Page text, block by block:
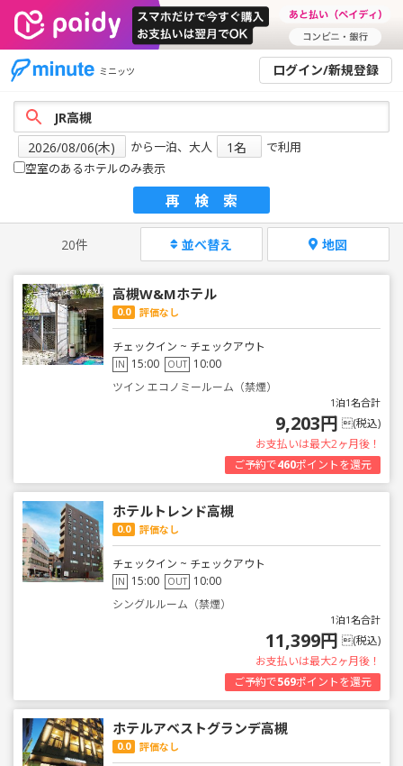
ミニッツ ログイン/新規登録
から一泊、大人
で利用
空室のあるホテルのみ表示
再検索
20件 並べ替え 地図
高槻W&Mホテル
0.0 評価なし
チェックイン ~ チェックアウト
IN 15:00 OUT 10:00
ツイン エコノミールーム（禁煙）
1泊1名合計
9,203円 (税込)
お支払いは最大2ヶ月後！
ご予約で460ポイントを還元
ホテルトレンド高槻
0.0 評価なし
チェックイン ~ チェックアウト
IN 15:00 OUT 10:00
シングルルーム（禁煙）
1泊1名合計
11,399円 (税込)
お支払いは最大2ヶ月後！
ご予約で569ポイントを還元
ホテルアベストグランデ高槻
0.0 評価なし